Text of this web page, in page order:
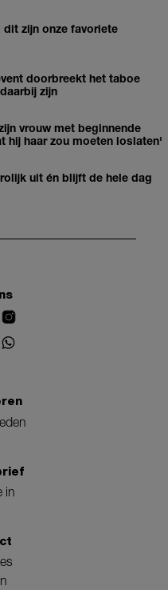
dit zijn onze favoriete
doorbreekt het taboe
zijn
vrouw met beginnende
hij haar zou moeten loslaten'
uit én blijft de hele dag
in